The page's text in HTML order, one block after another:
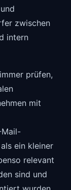
zwischen
intern
prüfen,
mit
Mail-
ein kleiner
relevant
sind und